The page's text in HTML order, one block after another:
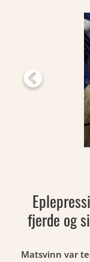
fjerde og
Matsvinn var